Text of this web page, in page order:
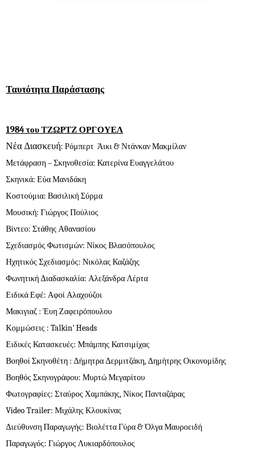
Ταυτότητα Παράστασης
1984 του ΤΖΩΡΤΖ ΟΡΓΟΥΕΛ
Νέα Διασκευή: Ρόμπερτ Άικι & Ντάνκαν Μακμίλαν
Μετάφραση – Σκηνοθεσία: Κατερίνα Ευαγγελάτου
Σκηνικά: Εύα Μανιδάκη
Κοστούμια: Βασιλική Σύρμα
Μουσική: Γιώργος Πούλιος
Βίντεο: Στάθης Αθανασίου
Σχεδιασμός Φωτισμών: Νίκος Βλασόπουλος
Ηχητικός Σχεδιασμός: Νικόλας Καζάζης
Φωνητική Διαδασκαλία: Αλεξάνδρα Λέρτα
Ειδικά Εφέ: Αφοί Αλαχούζοι
Μακιγιαζ : Έυη Ζαφειρόπουλου
Κομμώσεις : Talkin' Heads
Ειδικές Κατασκευές: Μπάμπης Κατσιμίχας
Βοηθοί Σκηνοθέτη : Δήμητρα Δερμιτζάκη, Δημήτρης Οικονομίδης
Βοηθός Σκηνογράφου: Μυρτώ Μεγαρίτου
Φωτογραφίες: Σταύρος Χαμπάκης, Νίκος Πανταζάρας
Video Trailer: Μιχάλης Κλουκίνας
Διεύθυνση Παραγωγής: Βιολέττα Γύρα & Όλγα Μαυροειδή
Παραγωγός: Γιώργος Λυκιαρδόπουλος